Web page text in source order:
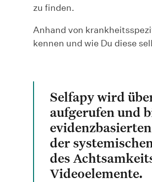
zu finden.
Anhand von
kennen und wie Du diese
Selfapy wird
aufgerufen und
der
des
Videoelemente.